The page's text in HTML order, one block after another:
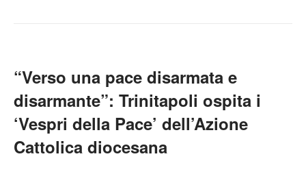
“Verso una pace disarmata e
disarmante”: Trinitapoli ospita i
‘Vespri della Pace’ dell’Azione
Cattolica diocesana